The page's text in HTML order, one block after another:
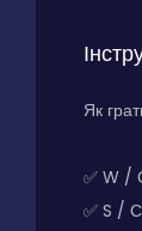
Як
✅ W /
✅ S /